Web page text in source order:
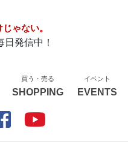
ゃない。
発信中！
買う・売る
SHOPPING
イベント
EVENTS